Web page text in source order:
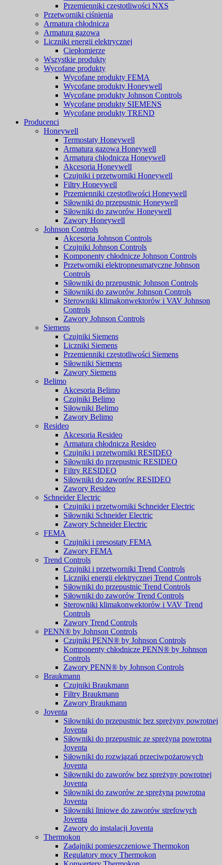
Przemienniki częstotliwości NXS
Przetworniki ciśnienia
Armatura chłodnicza
Armatura gazowa
Liczniki energii elektrycznej
Ciepłomierze
Wszystkie produkty
Wycofane produkty
Wycofane produkty FEMA
Wycofane produkty Honeywell
Wycofane produkty Johnson Controls
Wycofane produkty SIEMENS
Wycofane produkty TREND
Producenci
Honeywell
Termostaty Honeywell
Armatura gazowa Honeywell
Armatura chłodnicza Honeywell
Akcesoria Honeywell
Czujniki i przetworniki Honeywell
Filtry Honeywell
Przemienniki częstotliwości Honeywell
Siłowniki do przepustnic Honeywell
Siłowniki do zaworów Honeywell
Zawory Honeywell
Johnson Controls
Akcesoria Johnson Controls
Czujniki Johnson Controls
Komponenty chłodnicze Johnson Controls
Przetworniki elektropneumatyczne Johnson
Controls
Siłowniki do przepustnic Johnson Controls
Siłowniki do zaworów Johnson Controls
Sterowniki klimakonwektorów i VAV Johnson
Controls
Zawory Johnson Controls
Siemens
Czujniki Siemens
Liczniki Siemens
Przemienniki częstotliwości Siemens
Siłowniki Siemens
Zawory Siemens
Belimo
Akcesoria Belimo
Czujniki Belimo
Siłowniki Belimo
Zawory Belimo
Resideo
Akcesoria Resideo
Armatura chłodnicza Resideo
Czujniki i przetworniki RESIDEO
Siłowniki do przepustnic RESIDEO
Filtry RESIDEO
Siłowniki do zaworów RESIDEO
Zawory Resideo
Schneider Electric
Czujniki i przetworniki Schneider Electric
Siłowniki Schneider Electric
Zawory Schneider Electric
FEMA
Czujniki i presostaty FEMA
Zawory FEMA
Trend Controls
Czujniki i przetworniki Trend Controls
Liczniki energii elektrycznej Trend Controls
Siłowniki do przepustnic Trend Controls
Siłowniki do zaworów Trend Controls
Sterowniki klimakonwektorów i VAV Trend
Controls
Zawory Trend Controls
PENN® by Johnson Controls
Czujniki PENN® by Johnson Controls
Komponenty chłodnicze PENN® by Johnson
Controls
Zawory PENN® by Johnson Controls
Braukmann
Czujniki Braukmann
Filtry Braukmann
Zawory Braukmann
Joventa
Siłowniki do przepustnic bez sprężyny powrotnej
Joventa
Siłowniki do przepustnic ze sprężyną powrotną
Joventa
Siłowniki do rozwiązań przeciwpożarowych
Joventa
Siłowniki do zaworów bez spreżyny powrotnej
Joventa
Siłowniki do zaworów ze sprężyną powrotną
Joventa
Siłowniki liniowe do zaworów strefowych
Joventa
Zawory do instalacji Joventa
Thermokon
Zadajniki pomieszczeniowe Thermokon
Regulatory mocy Thermokon